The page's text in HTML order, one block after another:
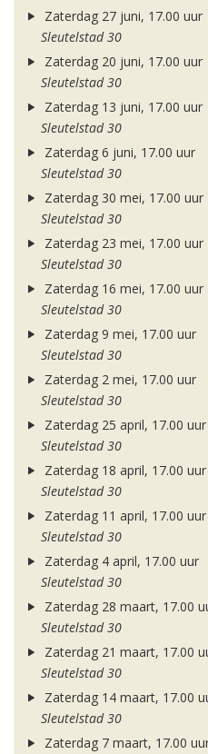
Zaterdag 27 juni, 17.00 uur
Sleutelstad 30
Zaterdag 20 juni, 17.00 uur
Sleutelstad 30
Zaterdag 13 juni, 17.00 uur
Sleutelstad 30
Zaterdag 6 juni, 17.00 uur
Sleutelstad 30
Zaterdag 30 mei, 17.00 uur
Sleutelstad 30
Zaterdag 23 mei, 17.00 uur
Sleutelstad 30
Zaterdag 16 mei, 17.00 uur
Sleutelstad 30
Zaterdag 9 mei, 17.00 uur
Sleutelstad 30
Zaterdag 2 mei, 17.00 uur
Sleutelstad 30
Zaterdag 25 april, 17.00 uur
Sleutelstad 30
Zaterdag 18 april, 17.00 uur
Sleutelstad 30
Zaterdag 11 april, 17.00 uur
Sleutelstad 30
Zaterdag 4 april, 17.00 uur
Sleutelstad 30
Zaterdag 28 maart, 17.00
Sleutelstad 30
Zaterdag 21 maart, 17.00
Sleutelstad 30
Zaterdag 14 maart, 17.00
Sleutelstad 30
Zaterdag 7 maart, 17.00